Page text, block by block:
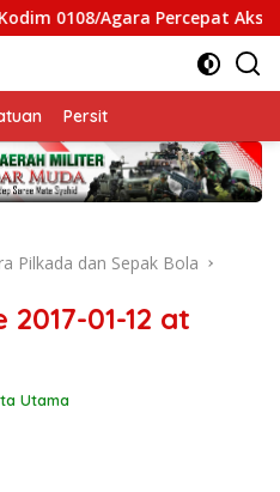
Agara Percepat Akses
Persit
Pilkada dan Sepak Bola
01-12 at
Utama